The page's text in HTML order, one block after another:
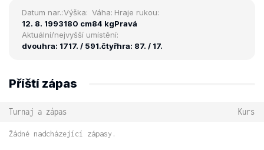
Datum nar.:
12. 8. 1993
Výška:
180 cm
Váha:
84 kg
Hraje rukou:
Pravá
Aktuální/nejvyšší umístění:
dvouhra: 1717. / 591.čtyřhra: 87. / 17.
Příští zápas
Turnaj a zápas Kurs
Žádné nadcházející zápasy.